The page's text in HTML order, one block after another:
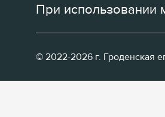
При использовании
© 2022-2026 г. Гроденская